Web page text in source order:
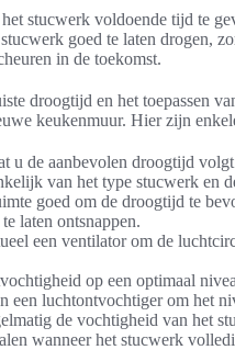
stucwerk voldoende tijd te
goed te laten drogen,
in de toekomst.
droogtijd en het toepassen
keukenmuur. Hier zijn
u de aanbevolen droogtijd
van het type stucwerk en
goed om de droogtijd te
laten ontsnappen.
een ventilator om de
op een optimaal
een luchtontvochtiger om het
de vochtigheid van het
wanneer het stucwerk